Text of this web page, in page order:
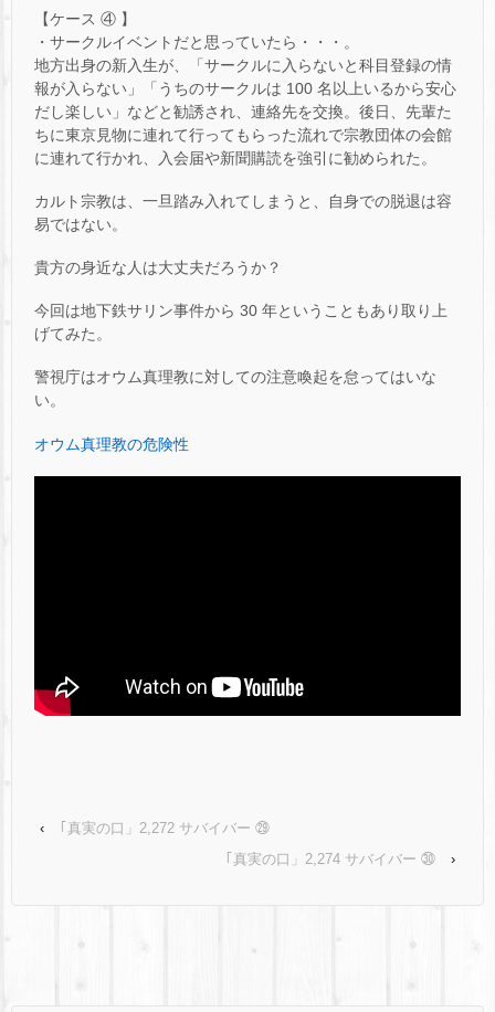
【ケース ④ 】
・サークルイベントだと思っていたら・・・。
地方出身の新入生が、「サークルに入らないと科目登録の情
報が入らない」「うちのサークルは 100 名以上いるから安心
だし楽しい」などと勧誘され、連絡先を交換。後日、先輩た
ちに東京見物に連れて行ってもらった流れで宗教団体の会館
に連れて行かれ、入会届や新聞購読を強引に勧められた。
カルト宗教は、一旦踏み入れてしまうと、自身での脱退は容
易ではない。
貴方の身近な人は大丈夫だろうか？
今回は地下鉄サリン事件から 30 年ということもあり取り上
げてみた。
警視庁はオウム真理教に対しての注意喚起を怠ってはいな
い。
オウム真理教の危険性
‹
｢真実の口」2,272 サバイバー ㉙
｢真実の口」2,274 サバイバー ㉚
›